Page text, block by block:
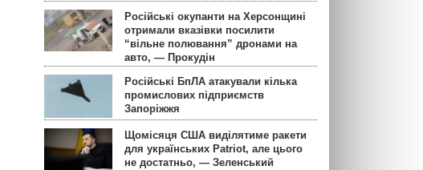
Російські окупанти на Херсонщині
отримали вказівки посилити
“вільне полювання” дронами на
авто, — Прокудін
Російські БпЛА атакували кілька
промислових підприємств
Запоріжжя
Щомісяця США виділятиме ракети
для українських Patriot, але цього
не достатньо, — Зеленський